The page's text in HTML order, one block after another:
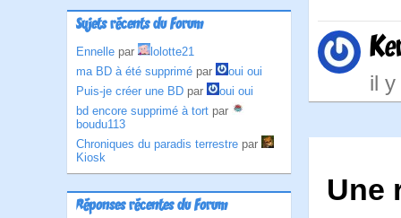
Sujets récents du Forum
Ennelle par
lolotte21
ma BD à été supprimé par
oui oui
Puis-je créer une BD par
oui oui
bd encore supprimé à tort par
boudu113
Chroniques du paradis terrestre par
Kiosk
Réponses récentes du Forum
il y
Une